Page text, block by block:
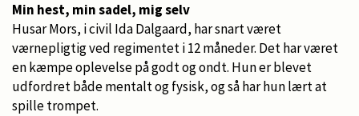
Min hest, min sadel, mig selv
Husar Mors, i civil Ida Dalgaard, har snart været
værnepligtig ved regimentet i 12 måneder. Det har været
en kæmpe oplevelse på godt og ondt. Hun er blevet
udfordret både mentalt og fysisk, og så har hun lært at
spille trompet.